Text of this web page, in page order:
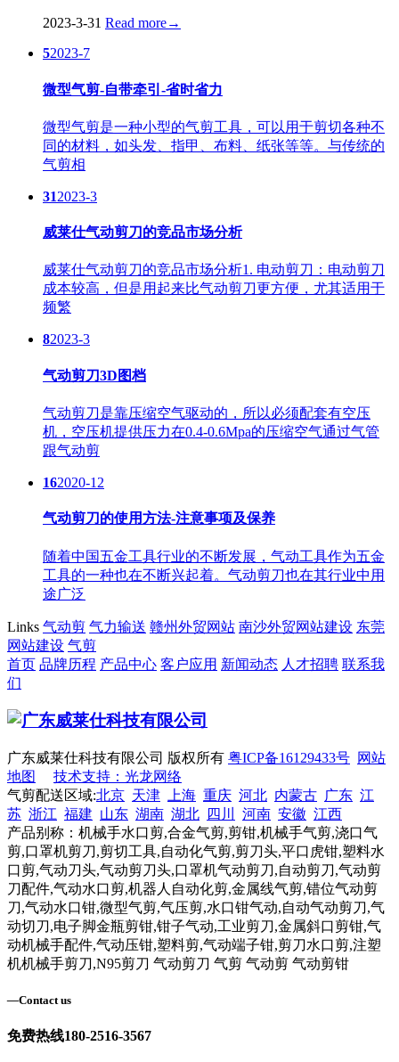
2023-3-31 Read more→
52023-7
微型气剪-自带牵引-省时省力
微型气剪是一种小型的气剪工具，可以用于剪切各种不
同的材料，如头发、指甲、布料、纸张等等。与传统的
气剪相
312023-3
威莱仕气动剪刀的竞品市场分析
威莱仕气动剪刀的竞品市场分析1. 电动剪刀：电动剪刀
成本较高，但是用起来比气动剪刀更方便，尤其适用于
频繁
82023-3
气动剪刀3D图档
气动剪刀是靠压缩空气驱动的，所以必须配套有空压
机，空压机提供压力在0.4-0.6Mpa的压缩空气通过气管
跟气动剪
162020-12
气动剪刀的使用方法-注意事项及保养
随着中国五金工具行业的不断发展，气动工具作为五金
工具的一种也在不断兴起着。气动剪刀也在其行业中用
途广泛
Links 气动剪 气力输送 赣州外贸网站 南沙外贸网站建设 东莞
网站建设 气剪
首页 品牌历程 产品中心 客户应用 新闻动态 人才招聘 联系我
们
广东威莱仕科技有限公司 版权所有 粤ICP备16129433号 网站
地图
技术支持：光龙网络
气剪配送区域:北京 天津 上海 重庆 河北 内蒙古 广东 江
苏 浙江 福建 山东 湖南 湖北 四川 河南 安徽 江西
产品别称：机械手水口剪,合金气剪,剪钳,机械手气剪,浇口气
剪,口罩机剪刀,剪切工具,自动化气剪,剪刀头,平口虎钳,塑料水
口剪,气动刀头,气动剪刀头,口罩机气动剪刀,自动剪刀,气动剪
刀配件,气动水口剪,机器人自动化剪,金属线气剪,错位气动剪
刀,气动水口钳,微型气剪,气压剪,水口钳气动,自动气动剪刀,气
动切刀,电子脚金瓶剪钳,钳子气动,工业剪刀,金属斜口剪钳,气
动机械手配件,气动压钳,塑料剪,气动端子钳,剪刀水口剪,注塑
机机械手剪刀,N95剪刀 气动剪刀 气剪 气动剪 气动剪钳
—Contact us
免费热线180-2516-3567